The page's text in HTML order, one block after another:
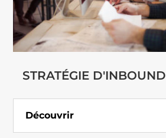
STRATÉGIE D'INBOUND
Découvrir